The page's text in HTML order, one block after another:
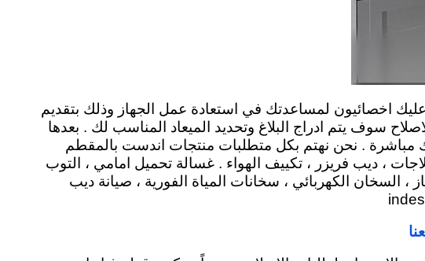
اخصائيون لمساعدتك في استعادة عمل الجهاز وذلك بتقديم
سوف يتم ادراج البلاغ وتحديد الميعاد المناسب لك . بعدها
مباشرة . نحن نهتم بكل متطلبات منتجات اندست بالمقطم
، ديب فريزر ، تكييف الهواء . غسالة تحميل امامي ، التوب
السخان الكهربائي ، سخانات المياة الفورية ، صيانة ديب